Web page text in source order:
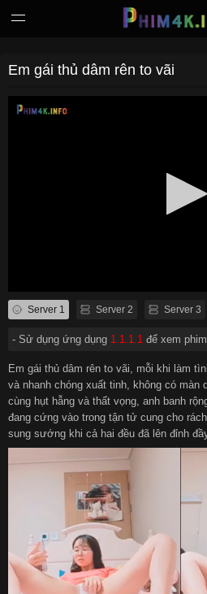
Em gái thủ dâm rên to vãi
Server 1 Server 2 Server 3
- Sử dụng ứng dụng 1.1.1.1 để xem
Em gái thủ dâm rên to vãi, mỗi khi làm
và nhanh chóng xuất tinh, không có màn
cùng hụt hẫng và thất vọng, anh banh
đang cứng vào trong tận tử cung cho
sung sướng khi cả hai đều đã lên đỉnh